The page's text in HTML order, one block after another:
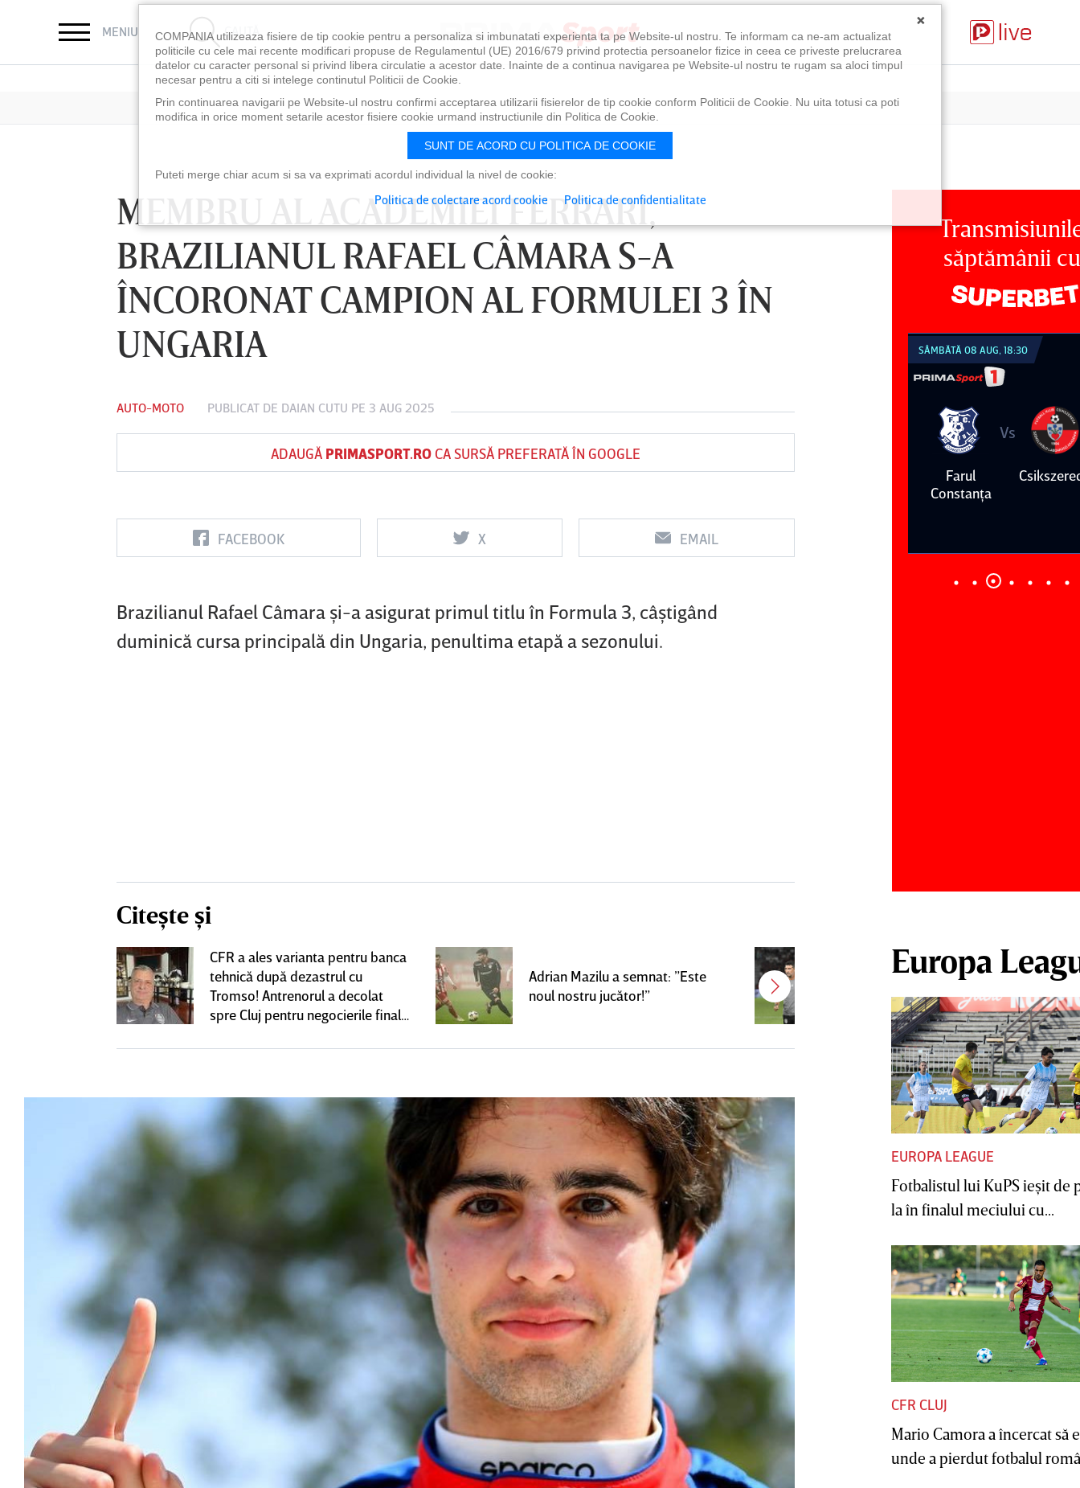
MENIU CAUTĂ
MEMBRU AL ACADEMIEI FERRARI,
BRAZILIANUL RAFAEL CÂMARA S-A
ÎNCORONAT CAMPION AL FORMULEI 3 ÎN
UNGARIA
AUTO-MOTO PUBLICAT DE DAIAN CUTU PE 3 AUG 2025
ADAUGĂ PRIMASPORT.ROCA SURSĂ PREFERATĂ ÎN GOOGLE
FACEBOOK X EMAIL
Brazilianul Rafael Câmara şi-a asigurat primul titlu în Formula 3, câştigând
duminică cursa principală din Ungaria, penultima etapă a sezonului.
Citește și
CFR a ales varianta pentru banca
tehnică după dezastrul cu
Tromso! Antrenorul a decolat
spre Cluj pentru negocierile finale
Adrian Mazilu a semnat: ”Este
noul nostru jucător!”
Antonio Folha a fost demis de la
CFR Cluj! Alţi 3 jucători sunt OUT
săptămânii cu
LUNI 10 AUG, 18:30
FC Botoşani
Vs
Corvinul
Sepsi OSK Sf
Vs
FCSB UTA Arad
0
Vs
Rapid
0
Farul
Vs
SÂMBĂTĂ 08 AUG, 21:30
Dinamo
Vs
FC
Europa
EUROPA LEAGUE
Fotbalistul lui KuPS ieşit de
la în finalul meciului cu...
CFR CLUJ
Mario Camora a încercat să
unde a pierdut fotbalul
×
COMPANIA utilizeaza fisiere de tip cookie pentru a personaliza si imbunatati experienta ta pe Website-ul nostru. Te informam ca ne-am actualizat
politicile cu cele mai recente modificari propuse de Regulamentul (UE) 2016/679 privind protectia persoanelor fizice in ceea ce priveste prelucrarea
datelor cu caracter personal si privind libera circulatie a acestor date. Inainte de a continua navigarea pe Website-ul nostru te rugam sa aloci timpul
necesar pentru a citi si intelege continutul Politicii de Cookie.
Prin continuarea navigarii pe Website-ul nostru confirmi acceptarea utilizarii fisierelor de tip cookie conform Politicii de Cookie. Nu uita totusi ca poti
modifica in orice moment setarile acestor fisiere cookie urmand instructiunile din Politica de Cookie.
SUNT DE ACORD CU POLITICA DE COOKIE
Puteti merge chiar acum si sa va exprimati acordul individual la nivel de cookie:
Politica de colectare acord cookie Politica de confidentialitate